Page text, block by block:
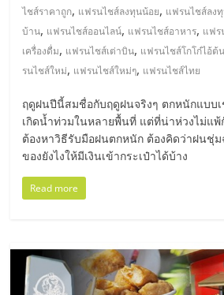
ไชส์,
รวม
แฟ
รน
ขาย
แฟ
รน
ขาย
หน้า
บ้าน
ไชส์ราคาถูก, แฟรนไชส์ลงทุนน้อย, แฟรนไชส์ลง
บ้าน, แฟรนไชส์ออนไลน์, แฟรนไชส์อาหาร, แฟร
เครื่องดื่ม, แฟรนไชส์เต่าบิน, แฟรนไชส์โกโก๋ไอ้ต้น
รนไชส์ใหม่, แฟรนไชส์ใหม่ๆ, แฟรนไชส์ไทย
ฤดูฝนปีนี้สมชื่อกับฤดูฝนจริงๆ ตกหนักแบบ
เกิดน้ำท่วมในหลายพื้นที่ แต่ที่น่าห่วงไม่แ
ต้องหาวิธีรับมือฝนตกหนัก ต้องคิดว่าฝนชุ่
ของยังไงให้มีเงินเข้ากระเป๋าได้บ้าง
Read more